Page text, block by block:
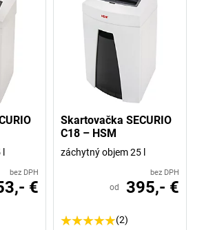
bez DPH
€
Skartovačka SECURIO
C18 – HSM
záchytný objem 25 l
bez DPH
od 395,- €
(2)